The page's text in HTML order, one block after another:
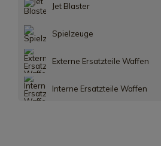
Jet Blaster
Spielzeuge
Externe Ersatzteile Waffen
Interne Ersatzteile Waffen